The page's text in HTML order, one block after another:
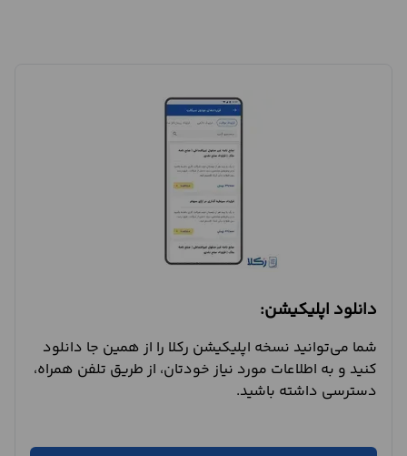
دانلود اپلیکیشن:
شما می‌توانید نسخه اپلیکیشن رکلا را از همین جا دانلود
کنید و به اطلاعات مورد نیاز خودتان، از طریق تلفن همراه،
دسترسی داشته باشید.